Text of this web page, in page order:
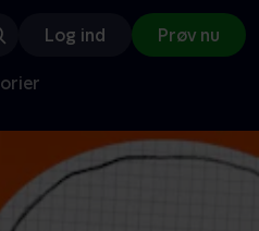
Log ind Prøv nu